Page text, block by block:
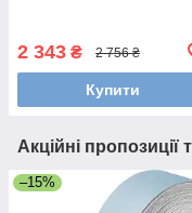
2 343 ₴ 2 756 ₴
Купити
Акційні пропозиції
–15%